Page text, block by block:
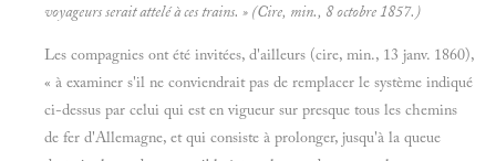
voyageurs serait attelé à ces trains. » (Cire, min., 8 octobre 1857.)
Les compagnies ont été invitées, d'ailleurs (cire, min., 13 janv. 1860),
« à examiner s'il ne conviendrait pas de remplacer le système indiqué
ci-dessus par celui qui est en vigueur sur presque tous les chemins
de fer d'Allemagne, et qui consiste à prolonger, jusqu'à la queue